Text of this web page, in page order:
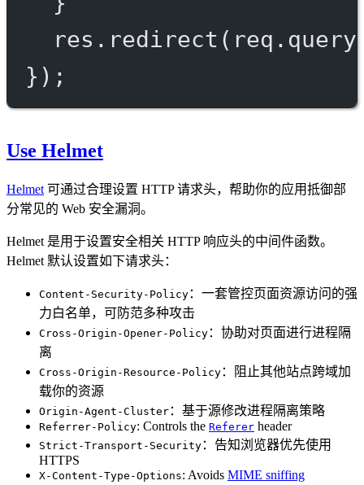
res. redirect
});
Use Helmet
Helmet 可通过合理设置 HTTP 请求头，帮助你的应用抵御部
分常见的 Web 安全漏洞。
Helmet 是用于设置安全相关 HTTP 响应头的中间件函数。
Helmet 默认设置如下请求头：
Content-Security-Policy ：一套管控页面资源访问的强
力白名单，可防范多种攻击
Cross-Origin-Opener-Policy ：协助对页面进行进程隔
离
Cross-Origin-Resource-Policy ：阻止其他站点跨域加
载你的资源
Origin-Agent-Cluster ：基于源修改进程隔离策略
Referrer-Policy: Controls the Referer header
Strict-Transport-Security ：告知浏览器优先使用
HTTPS
X-Content-Type-Options: Avoids MIME sniffing